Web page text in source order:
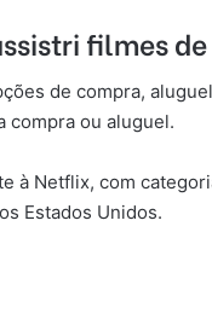
filmes
de compra,
compra ou aluguel.
à Netflix, com
Estados Unidos.